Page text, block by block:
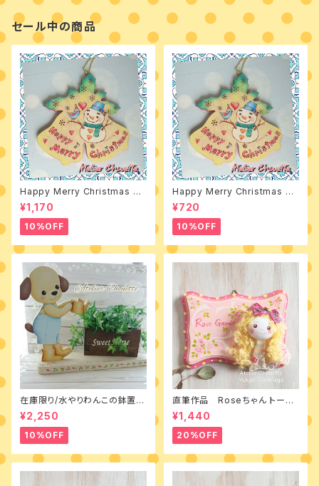
セール中の商品
Happy Merry Christmas 素
材付きキット
¥1,170
10%OFF
Happy Merry Christmas デ
ザインパケット
¥720
10%OFF
在庫限り/水やりわんこの鉢置き
台 素材付きキット
¥2,250
10%OFF
直筆作品 Roseちゃん トール
ペイントとカントリードールのミ
ニボード
¥1,440
20%OFF